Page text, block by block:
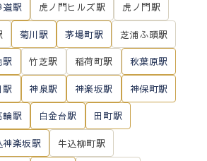
道駅 虎ノ門ヒルズ駅 虎ノ門駅
菊川駅 茅場町駅 芝浦ふ頭駅
駅 竹芝駅 稲荷町駅 秋葉原駅
駅 神泉駅 神楽坂駅 神保町駅
輪駅 白金台駅 田町駅
神楽坂駅 牛込柳町駅